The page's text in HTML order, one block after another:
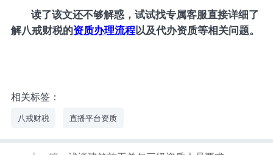
读了该文还不够解惑，试试找专属客服直接详细了
解八戒财税的资质办理流程以及代办资质等相关问题。
相关标签：
八戒财税 直播平台资质